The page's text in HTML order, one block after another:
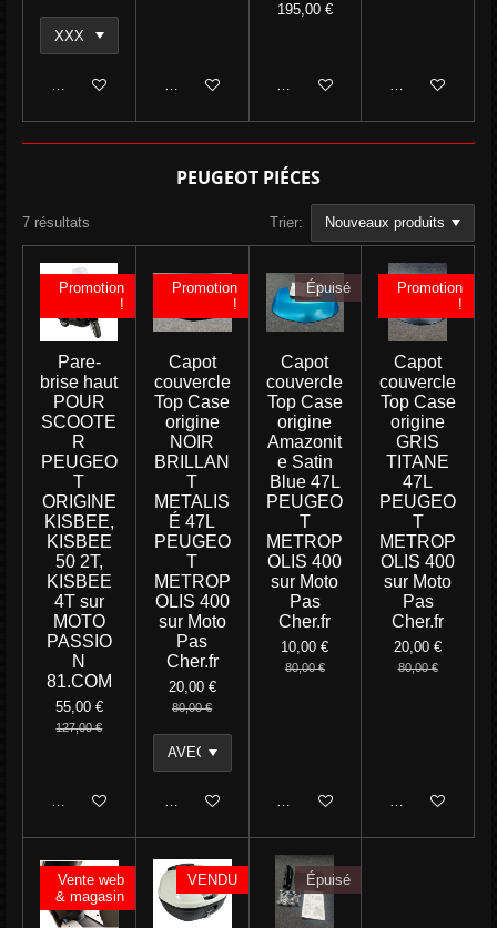
Ajouter au panier Ajouter au panier
195,00 €
Ajouter au panier Ajouter au
PEUGEOT PIÉCES
7 résultats Trier:
Promotion
!
Pare-
brise haut
POUR
SCOOTE
R
PEUGEO
T
ORIGINE
KISBEE,
KISBEE
50 2T,
KISBEE
4T sur
MOTO
PASSIO
N
81.COM
55,00 €
127,00 €
Ajouter au panier
Promotion
!
Capot
couvercle
Top Case
origine
NOIR
BRILLAN
T
METALIS
É 47L
PEUGEO
T
METROP
OLIS 400
sur Moto
Pas
Cher.fr
20,00 €
80,00 €
Ajouter au panier
Épuisé
Capot
couvercle
Top Case
origine
Amazonit
e Satin
Blue 47L
PEUGEO
T
METROP
OLIS 400
sur Moto
Pas
Cher.fr
10,00 €
80,00 €
M'avertir si disponible
Promotion
!
Capot
couvercle
Top Case
origine
GRIS
TITANE
47L
PEUGEO
T
METROP
OLIS 400
sur Moto
Pas
Cher.fr
20,00 €
80,00 €
Ajouter au
Vente web
& magasin
VENDU Épuisé